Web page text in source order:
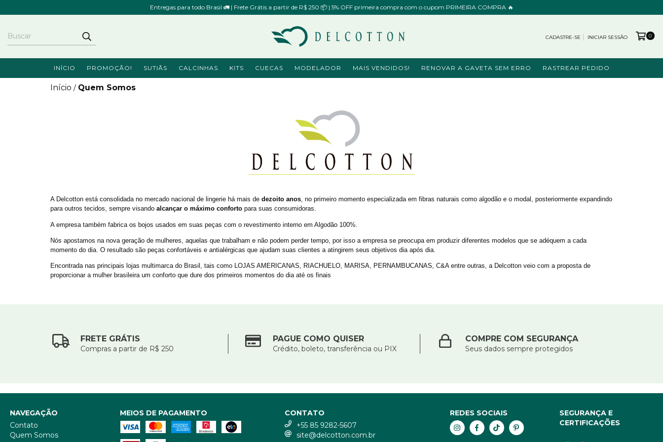
Entregas para todo Brasil 🚛 | Frete Grátis a partir de R$ 250 📦 | 5% OFF primeira compra com o cupom PRIMEIRA COMPRA 🔥
CADASTRE-SE INICIAR SESSÃO 0
INÍCIO PROMOÇÃO! SUTIÃS CALCINHAS KITS CUECAS MODELADOR MAIS VENDIDOS! RENOVAR A GAVETA SEM ERRO RASTREAR PEDIDO
Início / Quem Somos
A Delcotton está consolidada no mercado nacional de lingerie há mais de dezoito anos, no primeiro momento especializada em fibras naturais como algodão e o modal, posteriormente expandindo
para outros tecidos, sempre visando alcançar o máximo conforto para suas consumidoras.
A empresa também fabrica os bojos usados em suas peças com o revestimento interno em Algodão 100%.
Nós apostamos na nova geração de mulheres, aquelas que trabalham e não podem perder tempo, por isso a empresa se preocupa em produzir diferentes modelos que se adéquem a cada
momento do dia. O resultado são peças confortáveis e antialérgicas que ajudam suas clientes a atingirem seus objetivos dia após dia.
Encontrada nas principais lojas multimarca do Brasil, tais como LOJAS AMERICANAS, RIACHUELO, MARISA, PERNAMBUCANAS, C&A entre outras, a Delcotton veio com a proposta de
proporcionar a mulher brasileira um conforto que dure dos primeiros momentos do dia até os finais
FRETE GRÁTIS
Compras a partir de R$ 250
PAGUE COMO QUISER
Crédito, boleto, transferência ou PIX
COMPRE COM SEGURANÇA
Seus dados sempre protegidos
NAVEGAÇÃO
Contato
Quem Somos
MEIOS DE PAGAMENTO
CONTATO
+55 85 9282-5607
site@delcotton.com.br
REDES SOCIAIS
SEGURANÇA E
CERTIFICAÇÕES